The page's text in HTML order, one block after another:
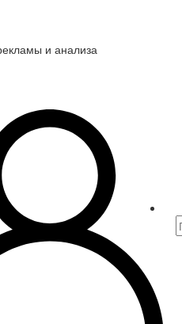
и анализа